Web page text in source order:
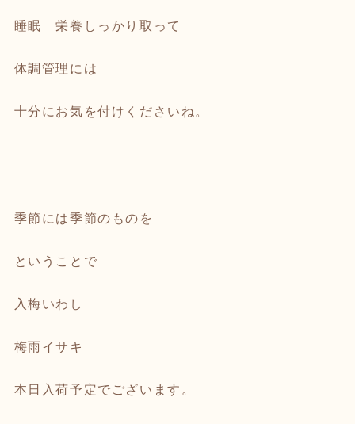
睡眠 栄養しっかり取って
体調管理には
十分にお気を付けくださいね。
季節には季節のものを
ということで
入梅いわし
梅雨イサキ
本日入荷予定でございます。